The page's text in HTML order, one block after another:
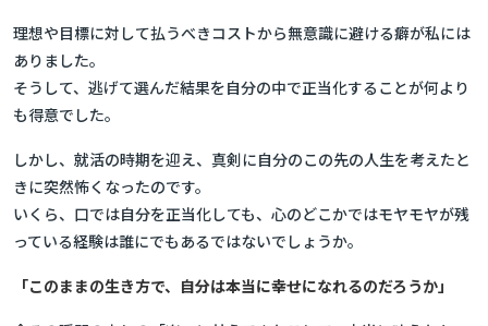
理想や目標に対して払うべきコストから無意識に避ける癖が私には
ありました。
そうして、逃げて選んだ結果を自分の中で正当化することが何より
も得意でした。
しかし、就活の時期を迎え、真剣に自分のこの先の人生を考えたと
きに突然怖くなったのです。
いくら、口では自分を正当化しても、心のどこかではモヤモヤが残
っている経験は誰にでもあるではないでしょうか。
「このままの生き方で、自分は本当に幸せになれるのだろうか」